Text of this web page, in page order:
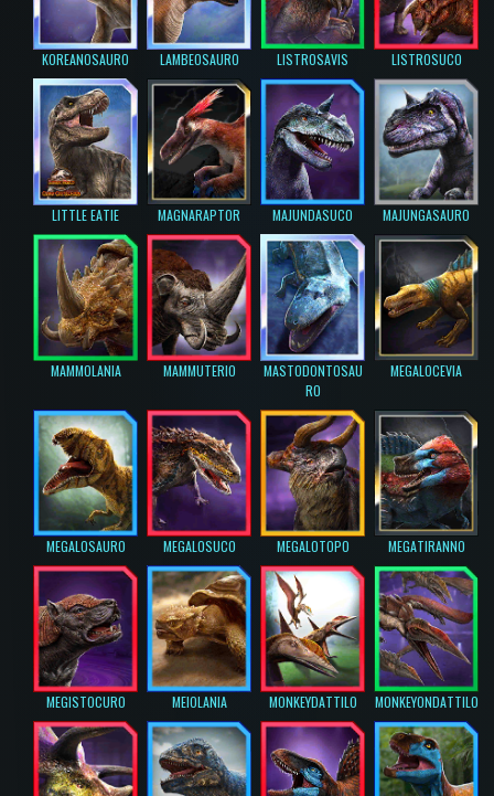
KOREANOSAURO LAMBEOSAURO LISTROSAVIS LISTROSUCO
LITTLE EATIE MAGNARAPTOR MAJUNDASUCO MAJUNGASAURO
MAMMOLANIA MAMMUTERIO
MASTODONTOSAU
RO
MEGALOCEVIA
MEGALOSAURO MEGALOSUCO MEGALOTOPO MEGATIRANNO
MEGISTOCURO MEIOLANIA MONKEYDATTILO MONKEYONDATTILO